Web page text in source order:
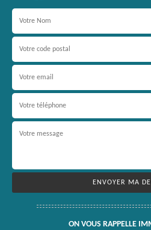
ON VOUS RAPPELLE